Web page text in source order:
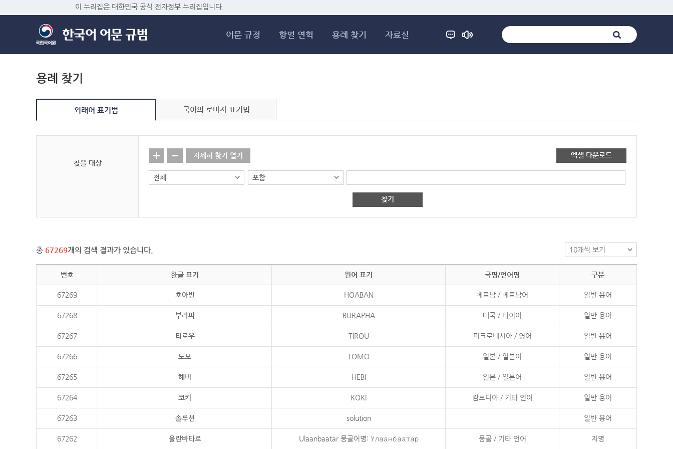
이 누리집은 대한민국 공식 전자정부 누리집입니다.
어문 규정 항별 연혁 용례 찾기 자료실
용례 찾기
외래어 표기법 국어의 로마자 표기법
찾을 대상
자세히 찾기 열기 엑셀 다운로드
찾기
총 67269개의 검색 결과가 있습니다.
번호 한글 표기 원어 표기 국명/언어명 구분
67269 호아반 HOABAN 베트남 / 베트남어 일반 용어
67268 부라파 BURAPHA 태국 / 타이어 일반 용어
67267 티로우 TIROU 미크로네시아 / 영어 일반 용어
67266 도모 TOMO 일본 / 일본어 일반 용어
67265 헤비 HEBI 일본 / 일본어 일반 용어
67264 코키 KOKI 캄보디아 / 기타 언어 일반 용어
67263 솔루션 solution 일반 용어
67262 울란바타르 Ulaanbaatar 몽골어명: Улаанбаатар 몽골 / 기타 언어 지명